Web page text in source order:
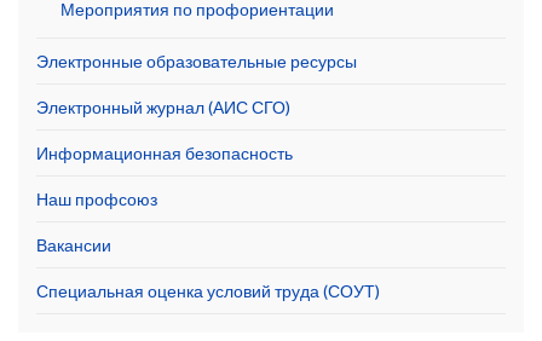
Мероприятия по профориентации
Электронные образовательные ресурсы
Электронный журнал (АИС СГО)
Информационная безопасность
Наш профсоюз
Вакансии
Специальная оценка условий труда (СОУТ)